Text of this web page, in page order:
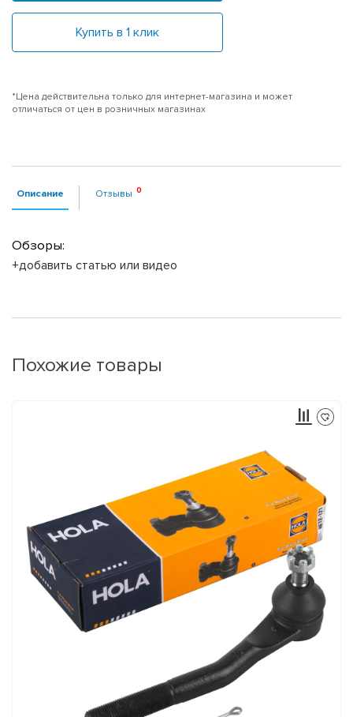
Купить в 1 клик
*Цена действительна только для интернет-магазина и может
отличаться от цен в розничных магазинах
Описание Отзывы
Обзоры:
+добавить статью или видео
Похожие товары